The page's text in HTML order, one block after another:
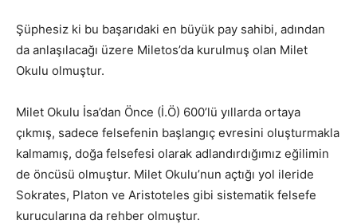
Şüphesiz ki bu başarıdaki en büyük pay sahibi, adından
da anlaşılacağı üzere Miletos’da kurulmuş olan Milet
Okulu olmuştur.
Milet Okulu İsa’dan Önce (İ.Ö) 600’lü yıllarda ortaya
çıkmış, sadece felsefenin başlangıç evresini oluşturmakla
kalmamış, doğa felsefesi olarak adlandırdığımız eğilimin
de öncüsü olmuştur. Milet Okulu’nun açtığı yol ileride
Sokrates, Platon ve Aristoteles gibi sistematik felsefe
kurucularına da rehber olmuştur.